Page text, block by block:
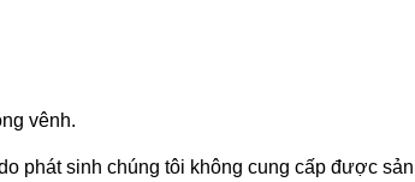
vênh.
phát sinh chúng tôi không cung cấp được sản